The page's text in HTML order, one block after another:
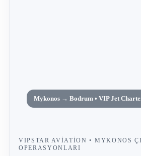
VIPSTAR AVIATION • MYKONOS
OPERASYONLARI
Mykonos → Bodrum • VIP Jet